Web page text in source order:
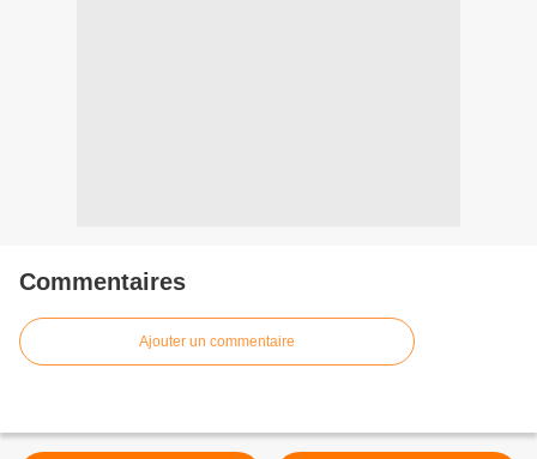
Commentaires
Ajouter un commentaire